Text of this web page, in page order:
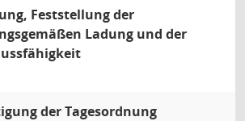
Feststellung der
Ladung und der
der Tagesordnung